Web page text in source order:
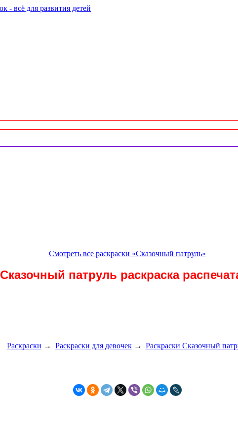
Смотреть все раскраски «Сказочный патруль»
Сказочный патруль раскраска
Раскраски → Раскраски для девочек→ Раскраски Сказочный